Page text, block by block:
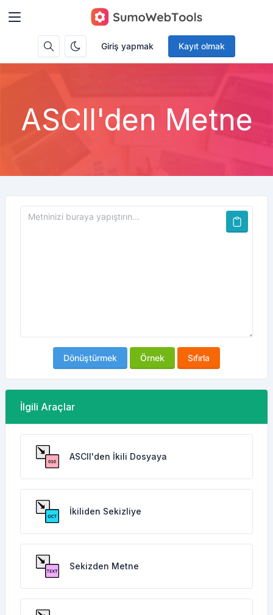
Giriş yapmak Kayıt olmak
ASCII'den Metne
Dönüştürmek Örnek Sıfırla
İlgili Araçlar
ASCII'den İkili Dosyaya
İkiliden Sekizliye
Sekizden Metne